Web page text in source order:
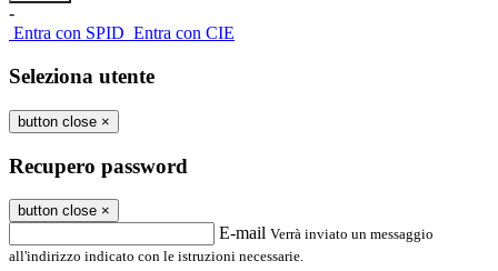
-
Entra con SPID Entra con CIE
Seleziona utente
button close ×
Recupero password
button close ×
E-mail Verrà inviato un messaggio
all'indirizzo indicato con le istruzioni necessarie.